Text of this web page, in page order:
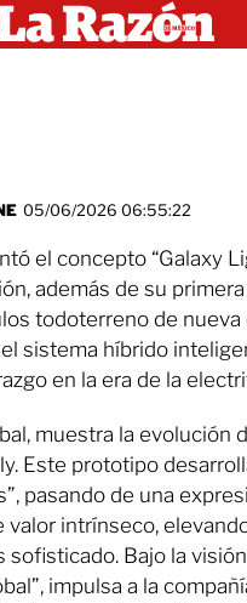
05/06/2026 06:55:22
el concepto “Galaxy
además de su
todoterreno de nueva
sistema híbrido
en la era de la
muestra la evolución
Este prototipo
pasando de una
valor intrínseco,
sofisticado. Bajo la
impulsa a la